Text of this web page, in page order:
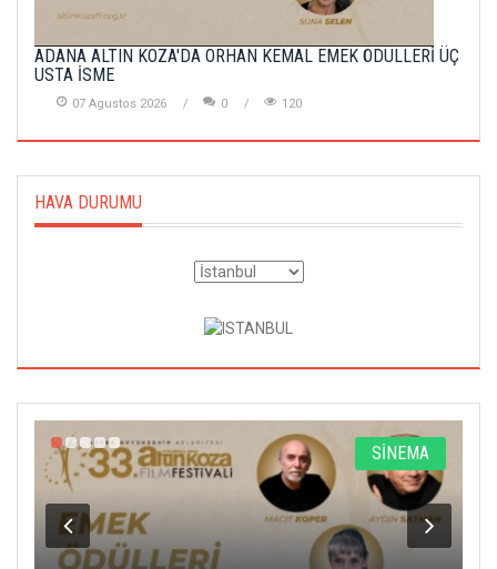
ADANA ALTIN KOZA'DA ORHAN KEMAL EMEK ÖDÜLLERİ ÜÇ
USTA İSME
07 Agustos 2026 0 120
HAVA DURUMU
SİNEMA